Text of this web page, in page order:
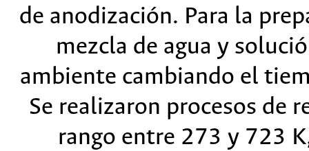
de anodización. Para la
mezcla de agua y
ambiente cambiando el
Se realizaron procesos de
rango entre 273 y 723